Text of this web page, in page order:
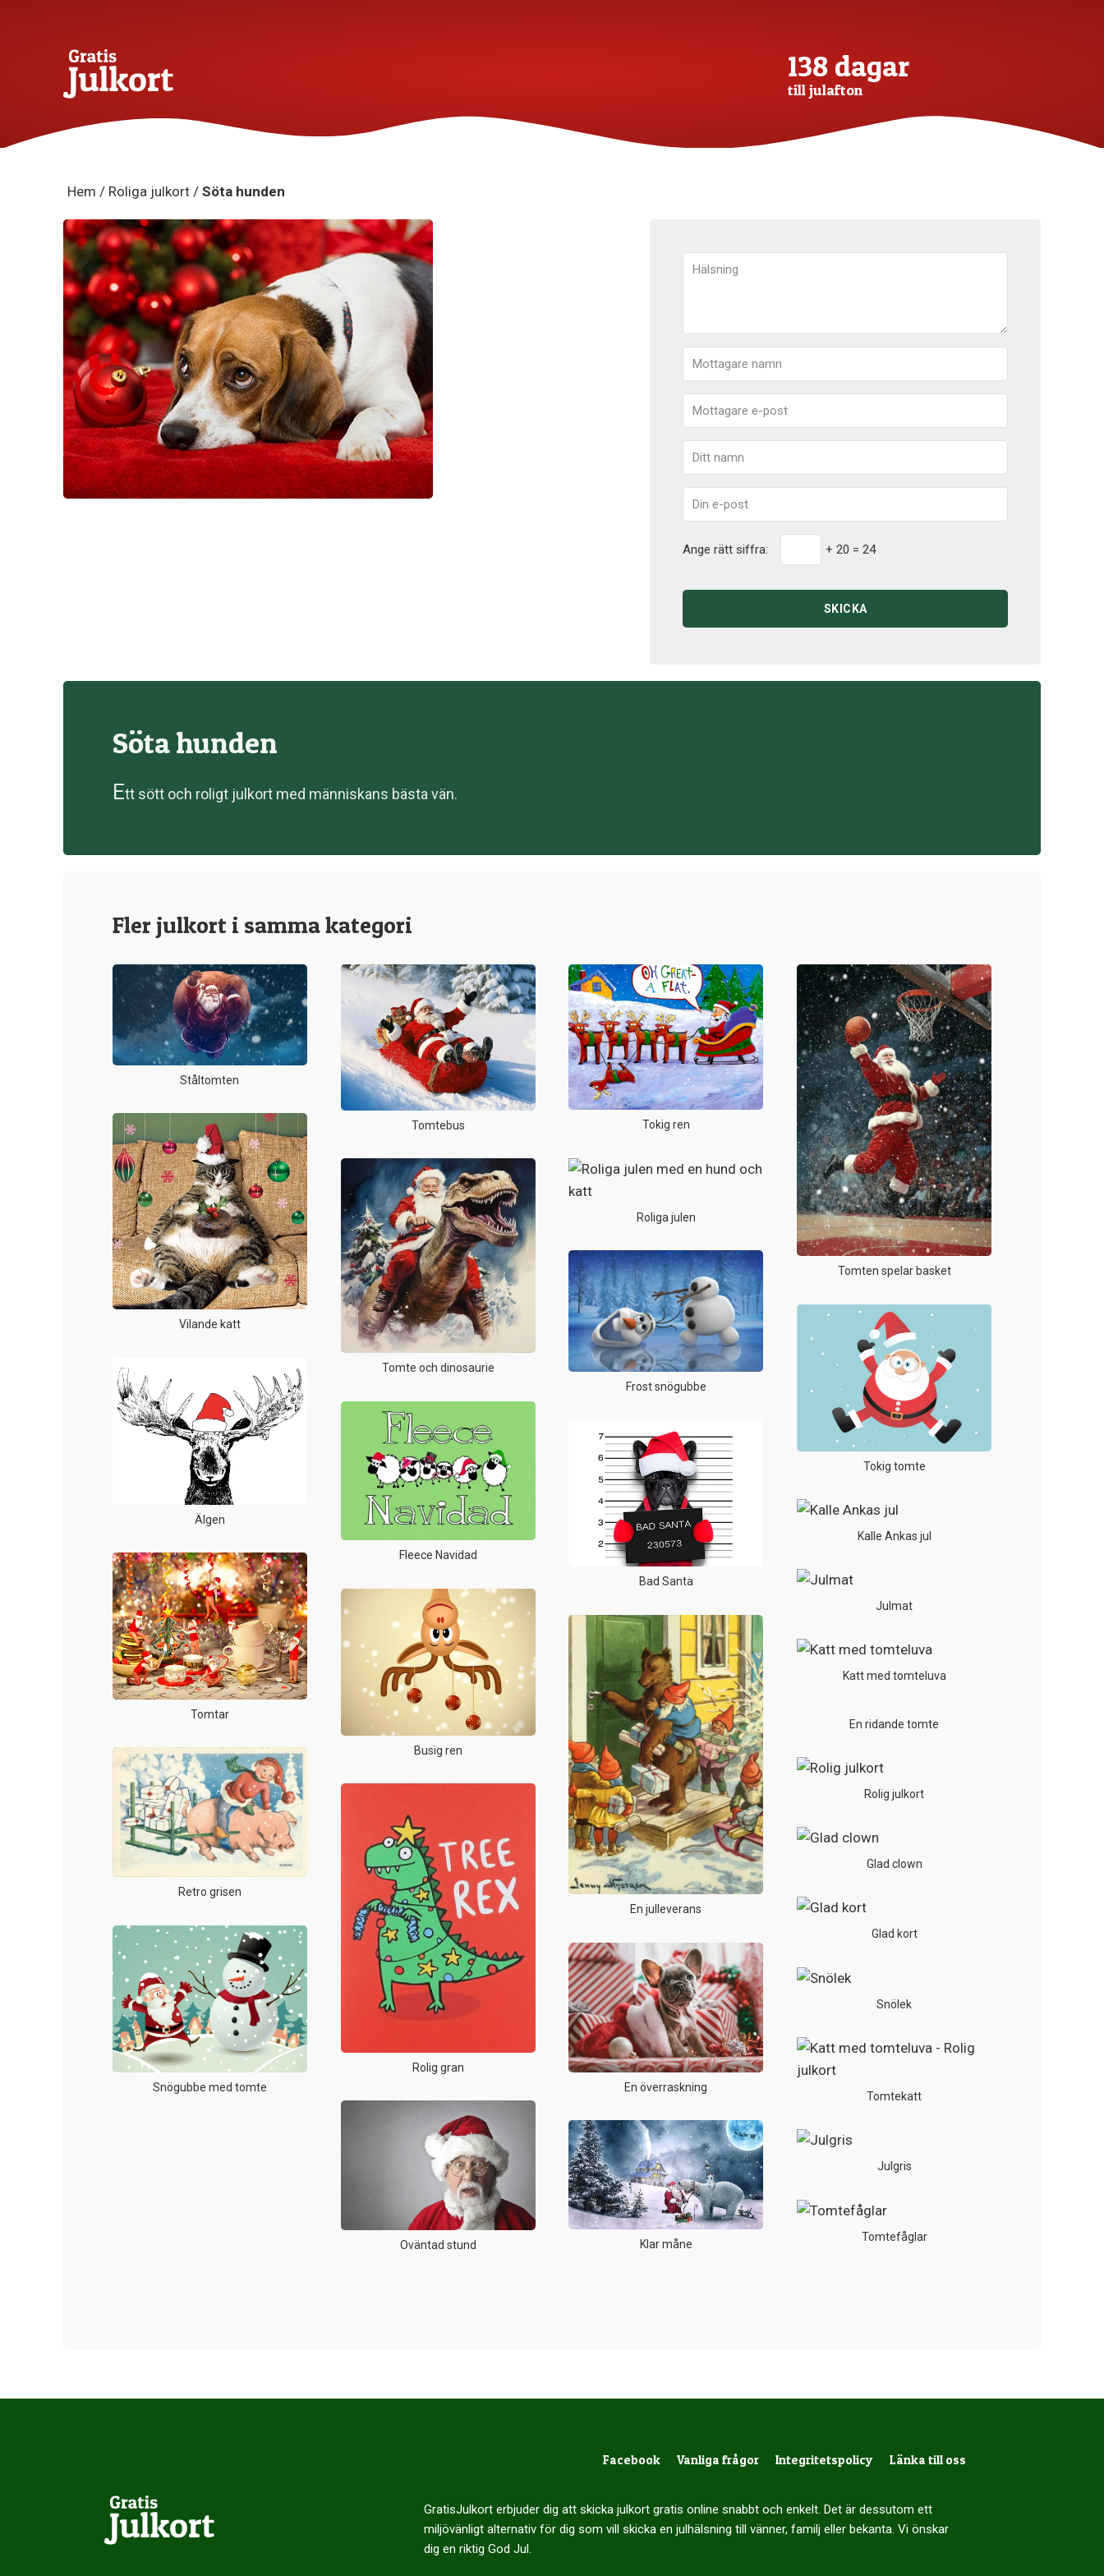
138 dagar
till julafton
Hem / Roliga julkort / Söta hunden
Ange rätt siffra: + 20 = 24
SKICKA
Söta hunden
Ett sött och roligt julkort med människans bästa vän.
Fler julkort i samma kategori
Ståltomten
Vilande katt
Älgen
Tomtar
Retro grisen
Snögubbe med tomte
Tomtebus
Tomte och dinosaurie
Fleece Navidad
Busig ren
Rolig gran
Oväntad stund
Tokig ren
Roliga julen
Frost snögubbe
Bad Santa
En julleverans
En överraskning
Klar måne
Tomten spelar basket
Tokig tomte
Kalle Ankas jul
Julmat
Katt med tomteluva
En ridande tomte
Rolig julkort
Glad clown
Glad kort
Snölek
Tomtekatt
Julgris
Tomtefåglar
Länka till oss
Integritetspolicy
Vanliga frågor
Facebook
GratisJulkort erbjuder dig att skicka julkort gratis online snabbt och enkelt. Det är dessutom ett
miljövänligt alternativ för dig som vill skicka en julhälsning till vänner, familj eller bekanta. Vi önskar
dig en riktig God Jul.